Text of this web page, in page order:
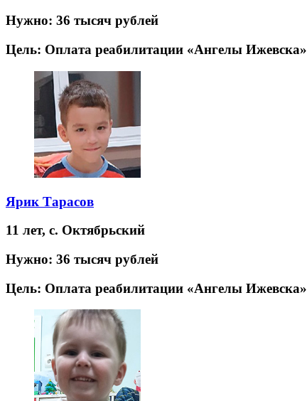
Нужно: 36 тысяч рублей
Цель: Оплата реабилитации «Ангелы Ижевска»
Ярик Тарасов
11 лет, с. Октябрьский
Нужно: 36 тысяч рублей
Цель: Оплата реабилитации «Ангелы Ижевска»